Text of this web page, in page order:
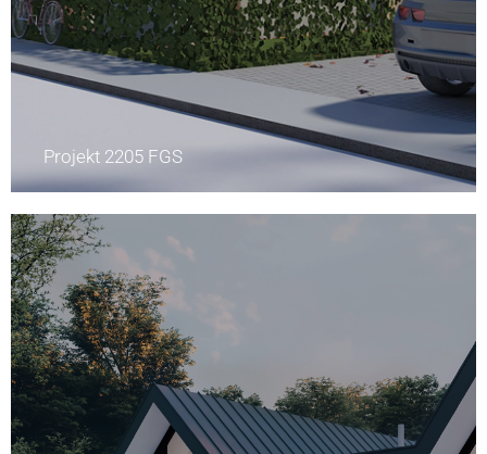
Projekt 2205 FGS